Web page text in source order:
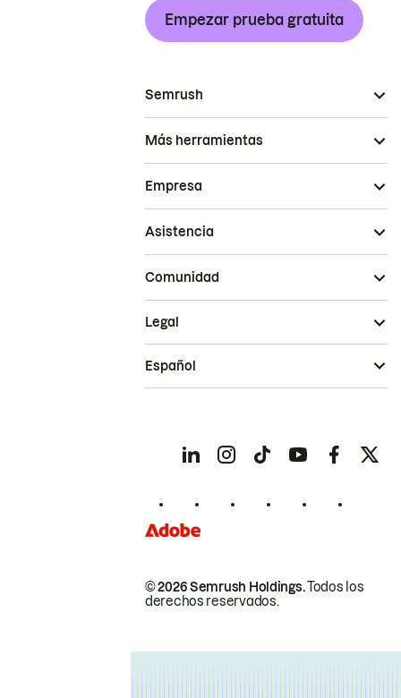
Empezar prueba gratuita
Semrush
Más herramientas
Empresa
Asistencia
Comunidad
© 2026 Semrush Holdings.Todos los
derechos reservados.
Legal
Español